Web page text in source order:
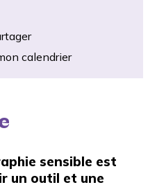
calendrier
sensible est
un outil et une